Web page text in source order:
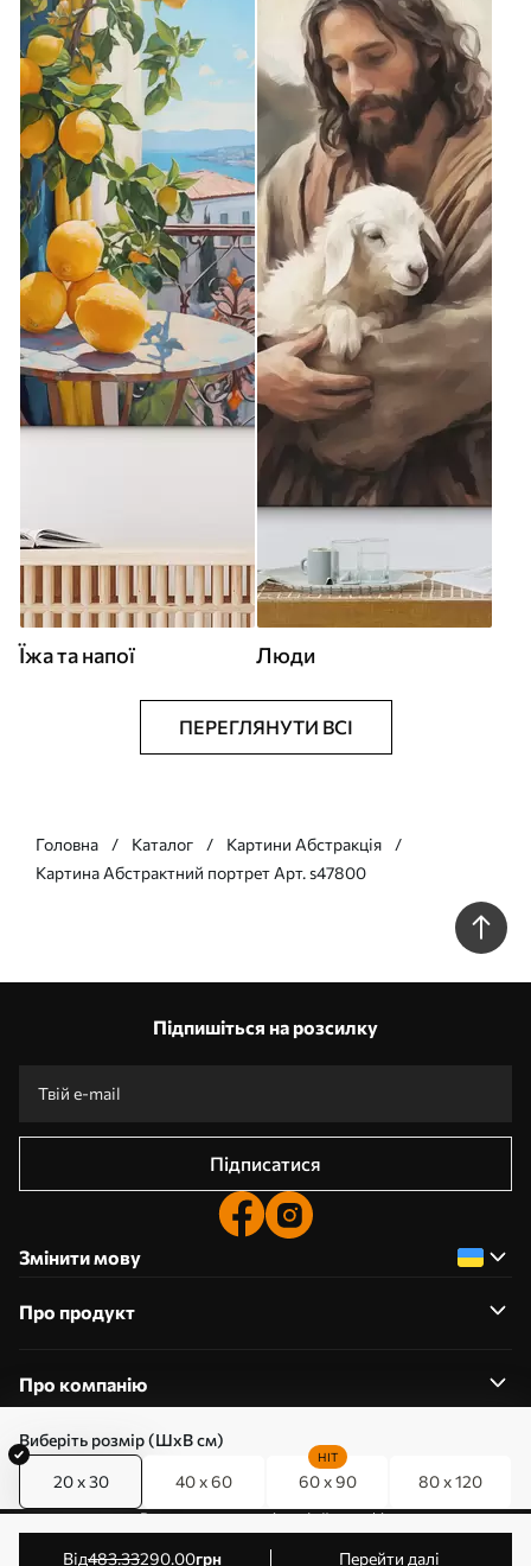
Виберіть розмір (ШхВ см)
20 x 30 40 x 60 60 x 90
HIT
80 x 120
від483.33290.00грн Перейти далі
Їжа та напої Люди
ПЕРЕГЛЯНУТИ ВСІ
Головна Каталог
Картини Абстракція
Картина Абстрактний портрет Арт. s47800
Підпишіться на розсилку
Підписатися
Змінити мову
Про продукт
Про компанію
0800357223
Редагування дозволів на файли cookie
© 2011-2026 Art-holst. Усі права захищені. Власник: